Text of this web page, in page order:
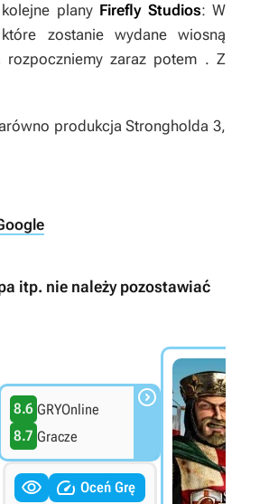
plany Firefly Studios:W
zostanie wydane wiosną
zaraz potem . Z
produkcjaStrongholda 3,
itp. nie należy pozostawiać
8.6 GRYOnline
8.7 Gracze

  Oceń Grę